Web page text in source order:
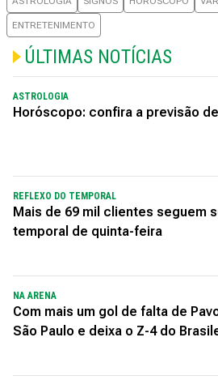
ENTRETENIMENTO
ÚLTIMAS NOTÍCIAS
ASTROLOGIA
Horóscopo: confira a previsão
REFLEXO DO TEMPORAL
Mais de 69 mil clientes seguem
temporal de quinta-feira
NA ARENA
Com mais um gol de falta de
São Paulo e deixa o Z-4 do